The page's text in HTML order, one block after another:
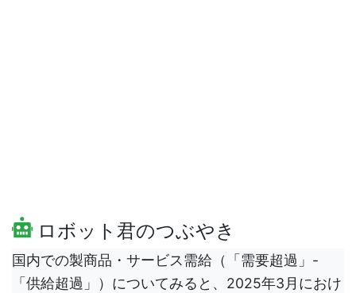
ロボット君のつぶやき
国内での製商品・サービス需給（「需要超過」-
「供給超過」）についてみると、2025年3月におけ